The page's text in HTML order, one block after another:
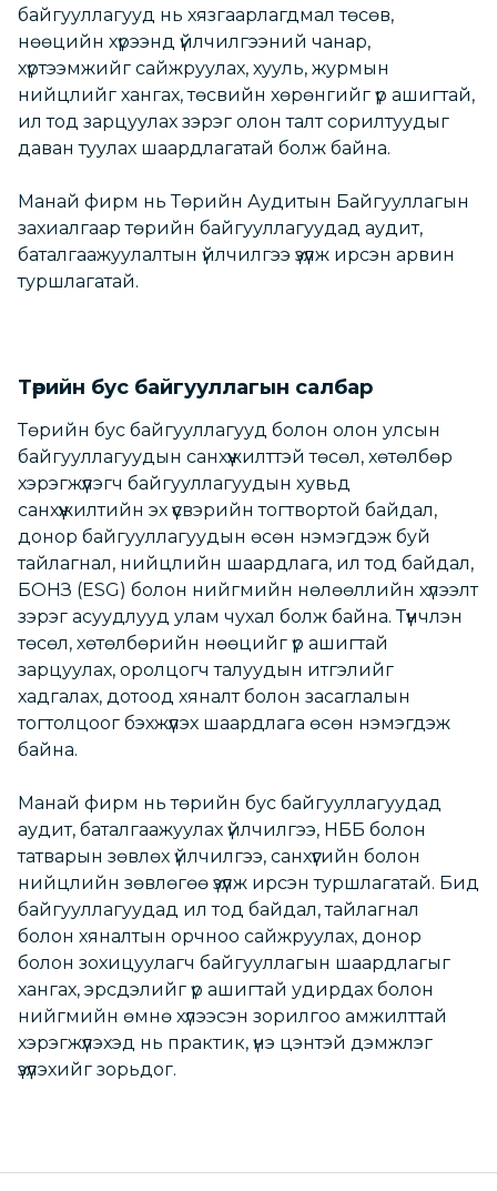
байгууллагууд нь хязгаарлагдмал төсөв,
нөөцийн хүрээнд үйлчилгээний чанар,
хүртээмжийг сайжруулах, хууль, журмын
нийцлийг хангах, төсвийн хөрөнгийг үр ашигтай,
ил тод зарцуулах зэрэг олон талт сорилтуудыг
даван туулах шаардлагатай болж байна.
Манай фирм нь Төрийн Аудитын Байгууллагын
захиалгаар төрийн байгууллагуудад аудит,
баталгаажуулалтын үйлчилгээ үзүүлж ирсэн арвин
туршлагатай.
Төрийн бус байгууллагын салбар
Төрийн бус байгууллагууд болон олон улсын
байгууллагуудын санхүүжилттэй төсөл, хөтөлбөр
хэрэгжүүлэгч байгууллагуудын хувьд
санхүүжилтийн эх үүсвэрийн тогтвортой байдал,
донор байгууллагуудын өсөн нэмэгдэж буй
тайлагнал, нийцлийн шаардлага, ил тод байдал,
БОНЗ (ESG) болон нийгмийн нөлөөллийн хүлээлт
зэрэг асуудлууд улам чухал болж байна. Түүнчлэн
төсөл, хөтөлбөрийн нөөцийг үр ашигтай
зарцуулах, оролцогч талуудын итгэлийг
хадгалах, дотоод хяналт болон засаглалын
тогтолцоог бэхжүүлэх шаардлага өсөн нэмэгдэж
байна.
Манай фирм нь төрийн бус байгууллагуудад
аудит, баталгаажуулах үйлчилгээ, НББ болон
татварын зөвлөх үйлчилгээ, санхүүгийн болон
нийцлийн зөвлөгөө үзүүлж ирсэн туршлагатай. Бид
байгууллагуудад ил тод байдал, тайлагнал
болон хяналтын орчноо сайжруулах, донор
болон зохицуулагч байгууллагын шаардлагыг
хангах, эрсдэлийг үр ашигтай удирдах болон
нийгмийн өмнө хүлээсэн зорилгоо амжилттай
хэрэгжүүлэхэд нь практик, үнэ цэнтэй дэмжлэг
үзүүлэхийг зорьдог.